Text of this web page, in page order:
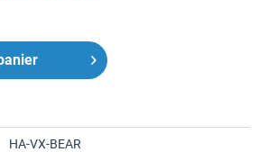
HA-VX-BEAR